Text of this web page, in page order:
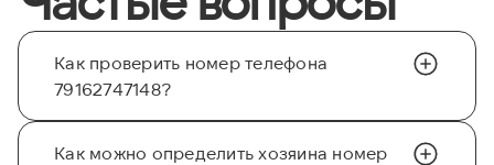
Как проверить номер телефона
79162747148?
Как можно определить хозяина номер